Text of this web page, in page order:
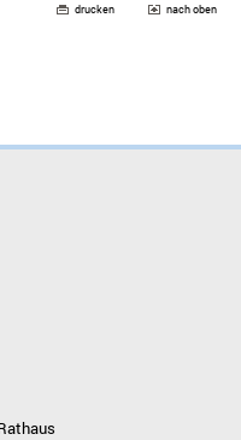
drucken nach oben